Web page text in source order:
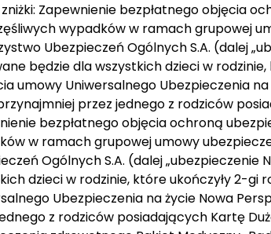
zniżki: Zapewnienie bezpłatnego objęcia
wypadków w ramach grupowej
Ubezpieczeń Ogólnych S.A. (dalej
będzie dla wszystkich dzieci w
umowy Uniwersalnego Ubezpieczenia
przez jednego z rodziców
bezpłatnego objęcia ochroną
w ramach grupowej umowy
Ogólnych S.A. (dalej „ubezpieczenie
dzieci w rodzinie, które ukończyły 2-gi
Ubezpieczenia na życie Nowa
z rodziców posiadających Kartę